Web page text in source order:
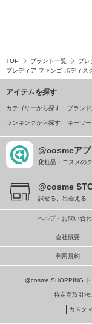
TOP ブランド一覧 プレ
プレディア ファンゴ ボディス
アイテムを探す
カテゴリーから探す ブラン
ランキングから探す キーワ
@cosmeアプ
化粧品・コスメの
@cosme
試せる、出会える
ヘルプ・お問い合
会社概要
利用規約
@cosme SHOPPING
特定商取引法
カスタ